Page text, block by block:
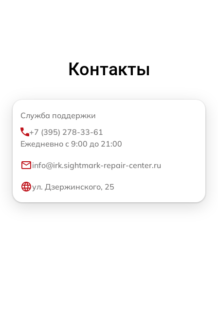
Контакты
Служба поддержки
+7 (395) 278-33-61
Ежедневно с 9:00 до 21:00
info@irk.sightmark-repair-center.ru
ул. Дзержинского, 25